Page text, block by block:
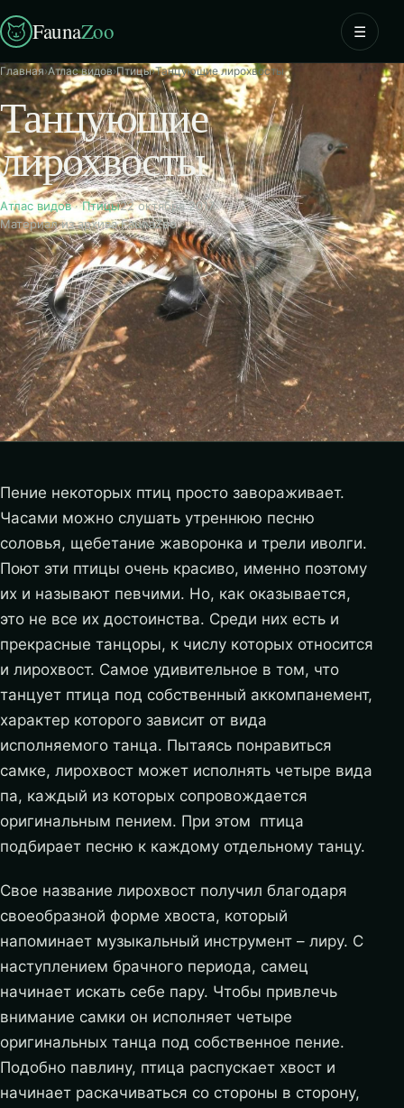
FaunaZoo ☰
Главная›Атлас видов›Птицы›Танцующие лирохвосты
Танцующие
лирохвосты
Атлас видов·Птицы22 октября 2017
Материал из архива FaunaZoo
Пение некоторых птиц просто завораживает.
Часами можно слушать утреннюю песню
соловья, щебетание жаворонка и трели иволги.
Поют эти птицы очень красиво, именно поэтому
их и называют певчими. Но, как оказывается,
это не все их достоинства. Среди них есть и
прекрасные танцоры, к числу которых относится
и лирохвост. Самое удивительное в том, что
танцует птица под собственный аккомпанемент,
характер которого зависит от вида
исполняемого танца. Пытаясь понравиться
самке, лирохвост может исполнять четыре вида
па, каждый из которых сопровождается
оригинальным пением. При этом птица
подбирает песню к каждому отдельному танцу.
Свое название лирохвост получил благодаря
своеобразной форме хвоста, который
напоминает музыкальный инструмент – лиру. С
наступлением брачного периода, самец
начинает искать себе пару. Чтобы привлечь
внимание самки он исполняет четыре
оригинальных танца под собственное пение.
Подобно павлину, птица распускает хвост и
начинает раскачиваться со стороны в сторону,